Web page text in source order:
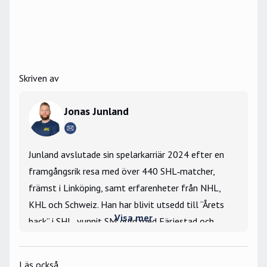
Skriven av
Jonas Junland
Junland avslutade sin spelarkarriär 2024 efter en
framgångsrik resa med över 440 SHL‑matcher,
främst i Linköping, samt erfarenheter från NHL,
KHL och Schweiz. Han har blivit utsedd till “Årets
back” i SHL, vunnit SM‑guld med Färjestad och
Visa mer
Läs också